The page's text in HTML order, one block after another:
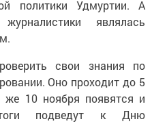
политики Удмуртии. А
являлась
свои знания по
Оно проходит до 5
же 10 ноября появятся и
подведут к Дню